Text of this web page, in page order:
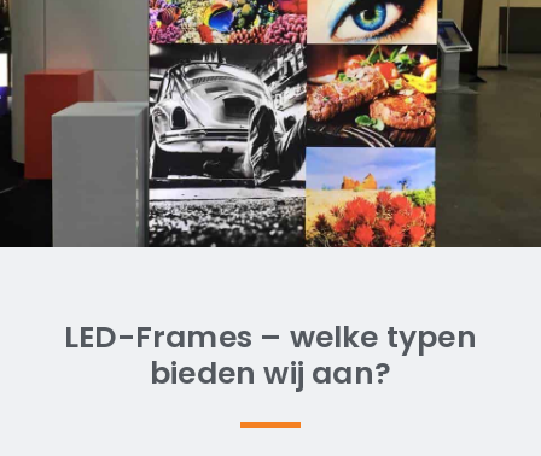
LED-Frames – welke typen
bieden wij aan?